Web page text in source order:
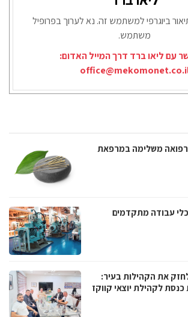
ביוגרפי למשתמש זה. נא לערוך בפרופיל
משתמש.
עם ליאו ברד דרך המייל האדום:
משלימה במרפאת
עבודה מתקדמים
את הקהילות בעיר:
לקהילת יוצאי קווקז